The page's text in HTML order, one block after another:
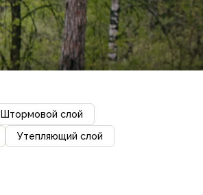
Штормовой слой
Утепляющий слой